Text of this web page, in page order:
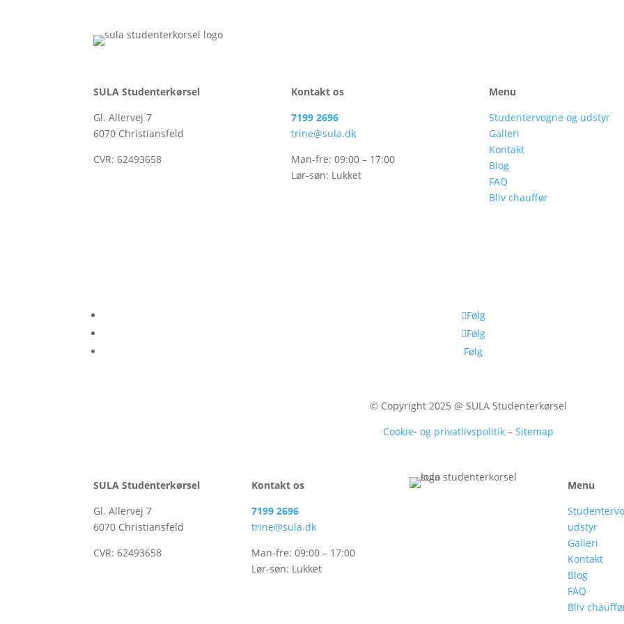
SULA Studenterkørsel
Gl. Allervej 7
6070 Christiansfeld
CVR:62493658
Kontakt os
7199 2696
trine@sula.dk
Man-fre: 09:00 – 17:00
Lør-søn: Lukket
Menu
Studentervogne og udstyr
Galleri
Kontakt
Blog
FAQ
Bliv chauffør
Følg
Følg
Følg
© Copyright 2025 @ SULA Studenterkørsel
Cookie- og privatlivspolitik– Sitemap
SULA Studenterkørsel
Gl. Allervej 7
6070 Christiansfeld
CVR:62493658
Kontakt os
7199 2696
trine@sula.dk
Man-fre: 09:00 – 17:00
Lør-søn: Lukket
Menu
udstyr
Galleri
Kontakt
Blog
FAQ
Bliv